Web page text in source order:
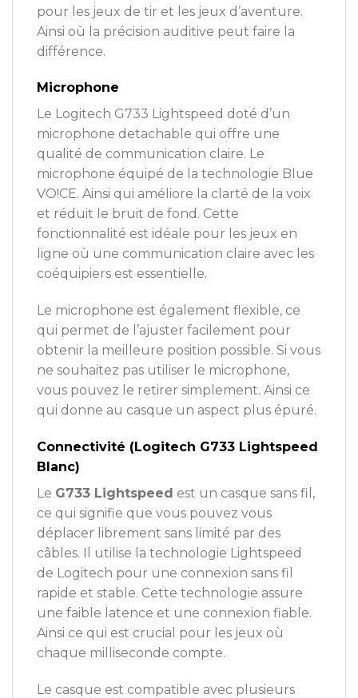
pour les jeux de tir et les jeux d’aventure.
Ainsi où la précision auditive peut faire la
différence.
Microphone
Le Logitech G733 Lightspeed doté d’un
microphone detachable qui offre une
qualité de communication claire. Le
microphone équipé de la technologie Blue
VO!CE. Ainsi qui améliore la clarté de la voix
et réduit le bruit de fond. Cette
fonctionnalité est idéale pour les jeux en
ligne où une communication claire avec les
coéquipiers est essentielle.
Le microphone est également flexible, ce
qui permet de l’ajuster facilement pour
obtenir la meilleure position possible. Si vous
ne souhaitez pas utiliser le microphone,
vous pouvez le retirer simplement. Ainsi ce
qui donne au casque un aspect plus épuré.
Connectivité (Logitech G733 Lightspeed
Blanc)
Le G733 Lightspeed est un casque sans fil,
ce qui signifie que vous pouvez vous
déplacer librement sans limité par des
câbles. Il utilise la technologie Lightspeed
de Logitech pour une connexion sans fil
rapide et stable. Cette technologie assure
une faible latence et une connexion fiable.
Ainsi ce qui est crucial pour les jeux où
chaque milliseconde compte.
Le casque est compatible avec plusieurs